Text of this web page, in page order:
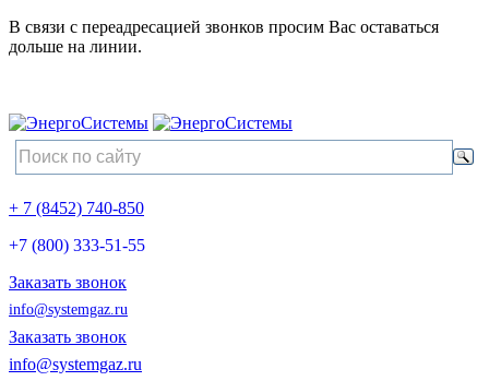
В связи с переадресацией звонков просим Вас оставаться
дольше на линии.
+ 7 (8452) 740-850
+7 (800) 333-51-55
Заказать звонок
info@systemgaz.ru
Заказать звонок
info@systemgaz.ru